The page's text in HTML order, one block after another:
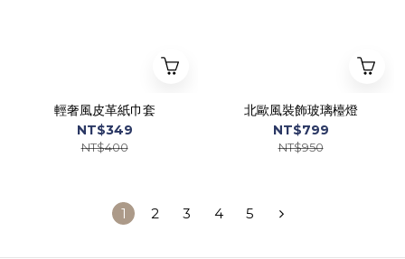
輕奢風皮革紙巾套
NT$349
NT$400
北歐風裝飾玻璃檯燈
NT$799
NT$950
1 2 3 4 5